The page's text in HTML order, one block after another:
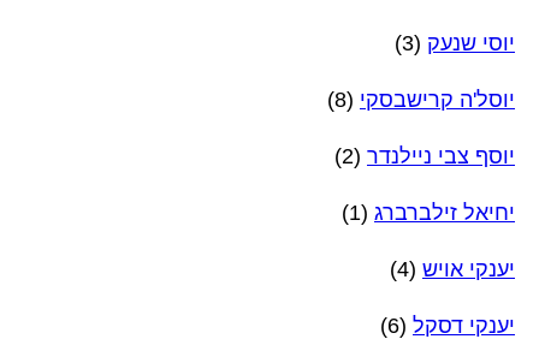
יוסי שנעק (3)
יוסל'ה קרישבסקי (8)
יוסף צבי ניילנדר (2)
יחיאל זילברברג (1)
יענקי אויש (4)
יענקי דסקל (6)